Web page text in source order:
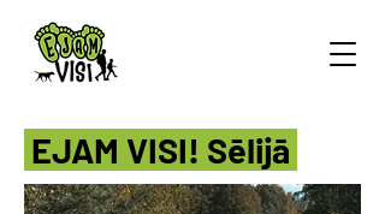
EJAM VISI! Sēlijā